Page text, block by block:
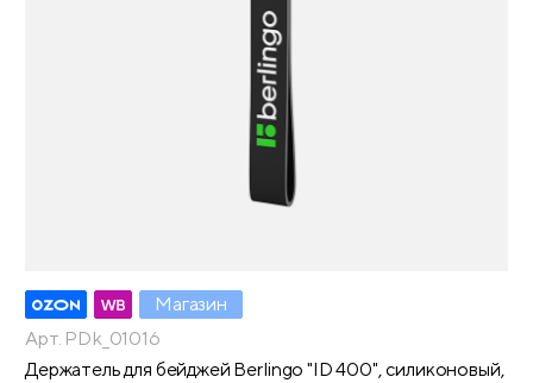
Магазин
Арт. PDk_01016
Держатель для бейджей Berlingo "ID 400", силиконовый,